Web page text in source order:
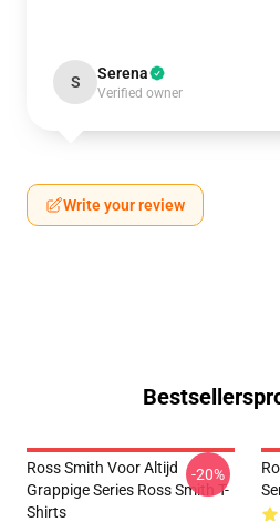
S Serena
Verified owner
Write your review
Ross Smith Voor Altijd
Grappige Series Ross Smith T-
Shirts
-20%